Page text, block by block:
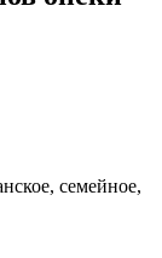
семейное,